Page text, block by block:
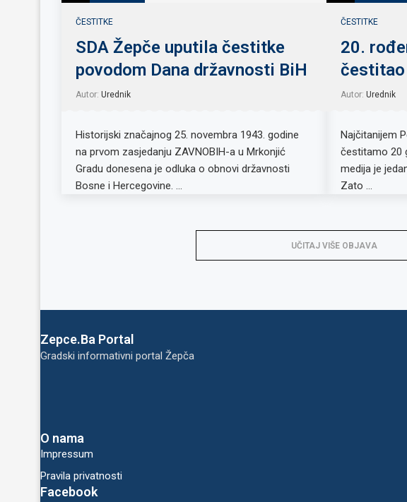
ČESTITKE
SDA Žepče uputila čestitke
povodom Dana državnosti BiH
Autor: Urednik
Historijski značajnog 25. novembra 1943. godine
na prvom zasjedanju ZAVNOBIH-a u Mrkonjić
Gradu donesena je odluka o obnovi državnosti
Bosne i Hercegovine. …
ČESTITKE
20.
čestitao
Autor: Urednik
Najčitanijem
čestitamo 20
medija je
Zato …
UČITAJ VIŠE OBJAVA
Zepce.Ba Portal
Gradski informativni portal Žepča
O nama
Impressum
Pravila privatnosti
Facebook